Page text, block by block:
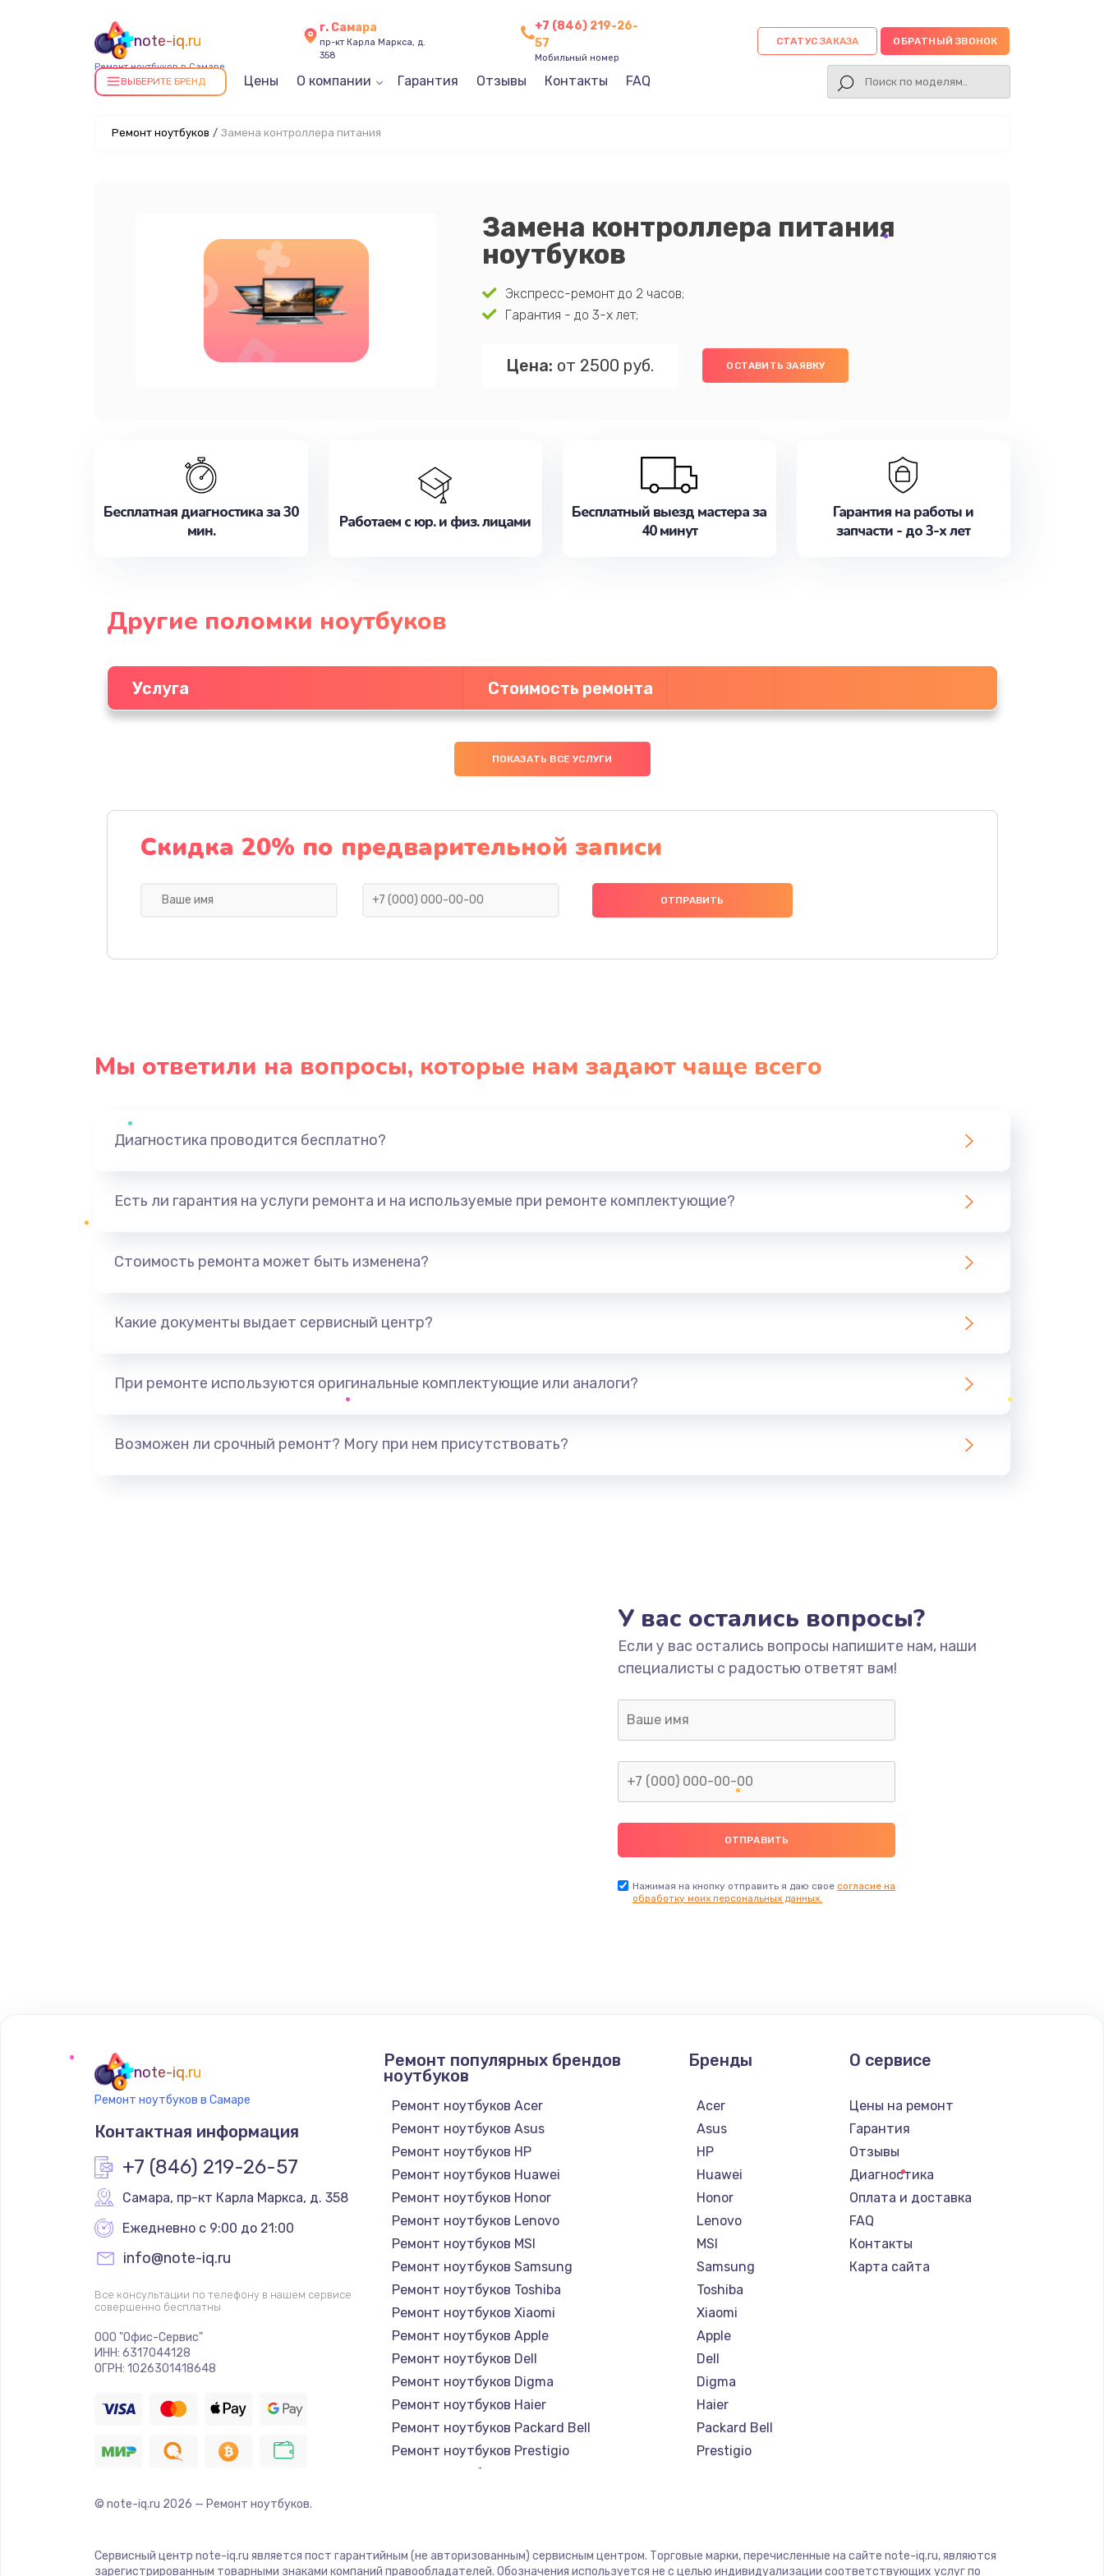
note-iq.ru
Ремонт ноутбуков в Самаре
г. Самара
пр-кт Карла Маркса, д.
358
+7 (846) 219-26-
57
Мобильный номер
СТАТУС ЗАКАЗА ОБРАТНЫЙ ЗВОНОК
ВЫБЕРИТЕ БРЕНД Цены О компании Гарантия Отзывы Контакты FAQ
Ремонт ноутбуков / Замена контроллера питания
Замена контроллера питания
ноутбуков
Экспресс-ремонт до 2 часов;
Гарантия - до 3-х лет;
Цена: от 2500 руб. ОСТАВИТЬ ЗАЯВКУ
Бесплатная диагностика за 30
мин.
Работаем с юр. и физ. лицами
Бесплатный выезд мастера за
40 минут
Гарантия на работы и
запчасти - до 3-х лет
Другие поломки ноутбуков
Услуга Стоимость ремонта
ПОКАЗАТЬ ВСЕ УСЛУГИ
Скидка 20% по предварительной записи
Мы ответили на вопросы, которые нам задают чаще всего
Диагностика проводится бесплатно?
Есть ли гарантия на услуги ремонта и на используемые при ремонте комплектующие?
Стоимость ремонта может быть изменена?
Какие документы выдает сервисный центр?
При ремонте используются оригинальные комплектующие или аналоги?
Возможен ли срочный ремонт? Могу при нем присутствовать?
У вас остались вопросы?
Если у вас остались вопросы напишите нам, наши
специалисты с радостью ответят вам!
Нажимая на кнопку отправить я даю свое согласие на
обработку моих персональных данных.
note-iq.ru
Ремонт ноутбуков в Самаре
Контактная информация
+7 (846) 219-26-57
Самара, пр-кт Карла Маркса, д. 358
Ежедневно с 9:00 до 21:00
info@note-iq.ru
Все консультации по телефону в нашем сервисе
совершенно бесплатны
ООО "Офис-Сервис"
ИНН: 6317044128
ОГРН: 1026301418648
Ремонт популярных брендов
ноутбуков
Ремонт ноутбуков Acer
Ремонт ноутбуков Asus
Ремонт ноутбуков HP
Ремонт ноутбуков Huawei
Ремонт ноутбуков Honor
Ремонт ноутбуков Lenovo
Ремонт ноутбуков MSI
Ремонт ноутбуков Samsung
Ремонт ноутбуков Toshiba
Ремонт ноутбуков Xiaomi
Ремонт ноутбуков Apple
Ремонт ноутбуков Dell
Ремонт ноутбуков Digma
Ремонт ноутбуков Haier
Ремонт ноутбуков Packard Bell
Ремонт ноутбуков Prestigio
Ремонт ноутбуков Microsoft
Ремонт ноутбуков Aorus
Бренды
Acer
Asus
HP
Huawei
Honor
Lenovo
MSI
Samsung
Toshiba
Xiaomi
Apple
Dell
Digma
Haier
Packard Bell
Prestigio
Aorus
О сервисе
Цены на ремонт
Гарантия
Отзывы
Диагностика
Оплата и доставка
FAQ
Контакты
Карта сайта
© note-iq.ru 2026 — Ремонт ноутбуков.
Сервисный центр note-iq.ru является пост гарантийным (не авторизованным) сервисным центром. Торговые марки, перечисленные на сайте note-iq.ru, являются
зарегистрированным товарными знаками компаний правообладателей. Обозначения используется не с целью индивидуализации соответствующих услуг по